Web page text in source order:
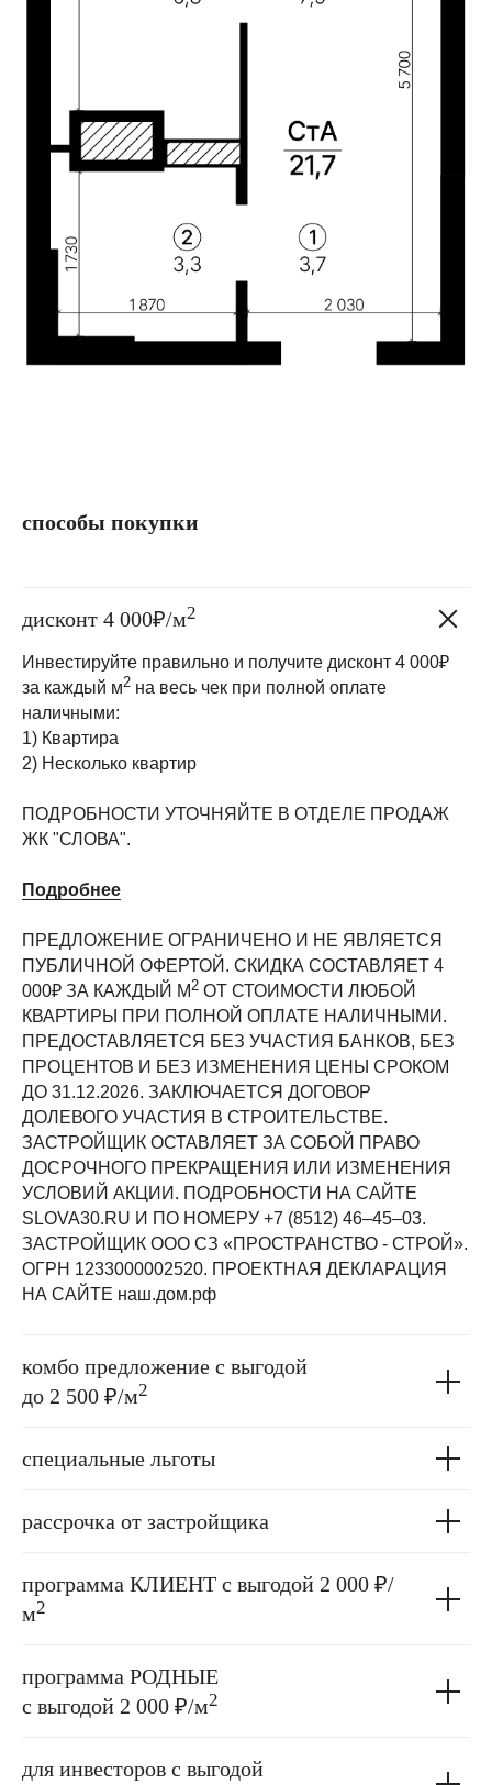
способы покупки
дисконт 4 000₽/м2
Инвестируйте правильно и получите дисконт 4 000₽
за каждый м2 на весь чек при полной оплате
наличными:
1) Квартира
2) Несколько квартир
ПОДРОБНОСТИ УТОЧНЯЙТЕ В ОТДЕЛЕ ПРОДАЖ
ЖК "СЛОВА".
Подробнее
ПРЕДЛОЖЕНИЕ ОГРАНИЧЕНО И НЕ ЯВЛЯЕТСЯ
ПУБЛИЧНОЙ ОФЕРТОЙ. СКИДКА СОСТАВЛЯЕТ 4
000₽ ЗА КАЖДЫЙ М 2 ОТ СТОИМОСТИ ЛЮБОЙ
КВАРТИРЫ ПРИ ПОЛНОЙ ОПЛАТЕ НАЛИЧНЫМИ.
ПРЕДОСТАВЛЯЕТСЯ БЕЗ УЧАСТИЯ БАНКОВ, БЕЗ
ПРОЦЕНТОВ И БЕЗ ИЗМЕНЕНИЯ ЦЕНЫ СРОКОМ
ДО 31.12.2026. ЗАКЛЮЧАЕТСЯ ДОГОВОР
ДОЛЕВОГО УЧАСТИЯ В СТРОИТЕЛЬСТВЕ.
ЗАСТРОЙЩИК ОСТАВЛЯЕТ ЗА СОБОЙ ПРАВО
ДОСРОЧНОГО ПРЕКРАЩЕНИЯ ИЛИ ИЗМЕНЕНИЯ
УСЛОВИЙ АКЦИИ. ПОДРОБНОСТИ НА САЙТЕ
SLOVA30.RU И ПО НОМЕРУ +7 (8512) 46‒45‒03.
ЗАСТРОЙЩИК ООО СЗ «ПРОСТРАНСТВО - СТРОЙ».
ОГРН 1233000002520. ПРОЕКТНАЯ ДЕКЛАРАЦИЯ
НА САЙТЕ наш.дом.рф
комбо предложение с выгодой
до 2 500 ₽/м2
специальные льготы
рассрочка от застройщика
программа КЛИЕНТ с выгодой 2 000 ₽/
м2
программа РОДНЫЕ
с выгодой 2 000 ₽/м2
для инвесторов с выгодой